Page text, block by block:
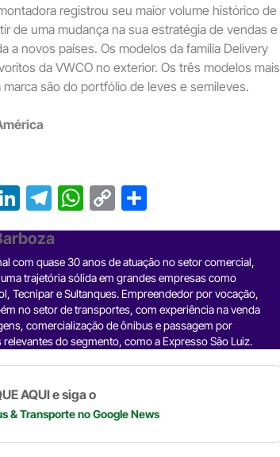
registrou seu maior volume histórico de
de uma mudança na sua estratégia de vendas e
a novos países. Os modelos da família Delivery
da VWCO no exterior. Os três modelos mais
são do portfólio de leves e semileves.
Li
n
ke
dI
n
T
el
e
gr
a
m
W
h
s
A
p
p
C
o
y
Li
n
k
h
e
com quase 30 anos de atuação no setor comercial,
trajetória sólida em grandes empresas como
Tecnipar e Sultanques. Empreendedor por vocação,
no setor de transportes, com experiência na venda
comercialização de ônibus e passagem por
relevantes do segmento, como a Expresso São Luiz.
AQUI e siga o
& Transporteno Google News